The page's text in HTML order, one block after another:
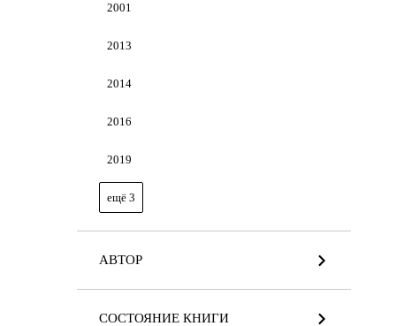
2001
2013
2014
2016
2019
ещё 3
АВТОР
СОСТОЯНИЕ КНИГИ